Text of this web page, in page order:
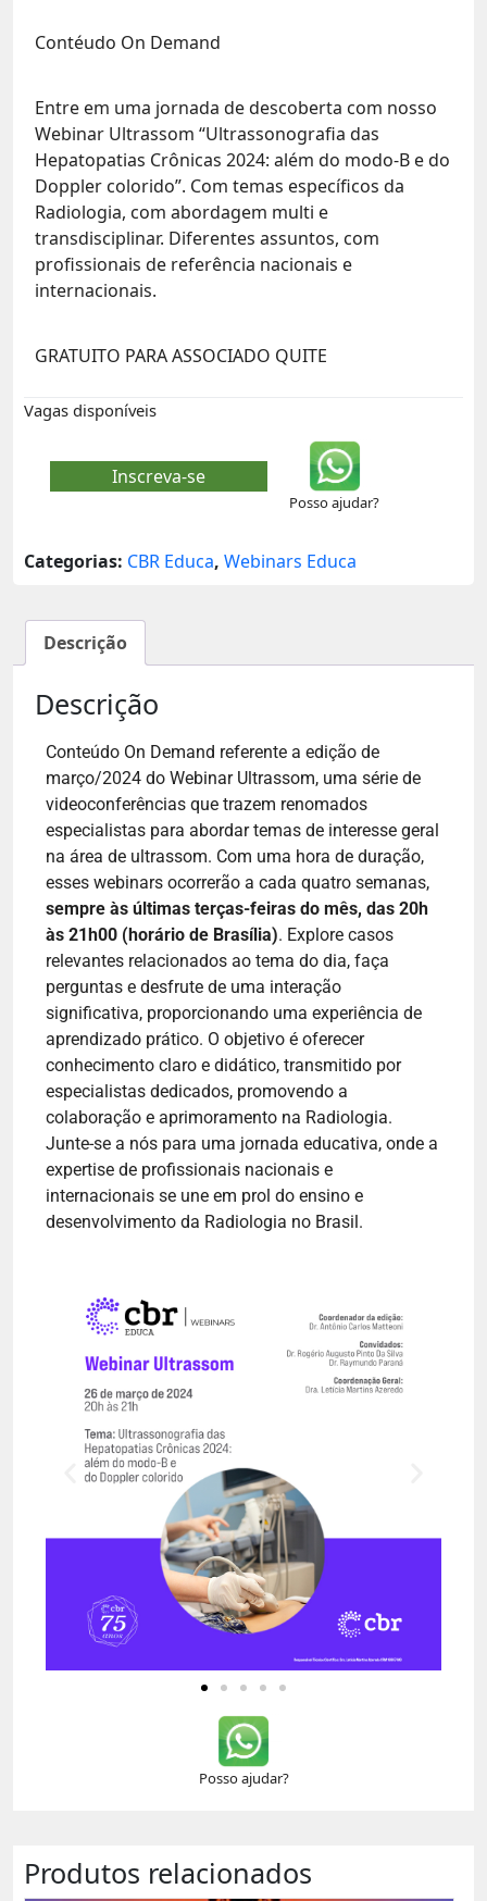
Contéudo On Demand
Entre em uma jornada de descoberta com nosso
Webinar Ultrassom “Ultrassonografia das
Hepatopatias Crônicas 2024: além do modo-B e do
Doppler colorido”. Com temas específicos da
Radiologia, com abordagem multi e
transdisciplinar. Diferentes assuntos, com
profissionais de referência nacionais e
internacionais.
GRATUITO PARA ASSOCIADO QUITE
Vagas disponíveis
Inscreva-se
Posso ajudar?
Categorias: CBR Educa, Webinars Educa
Descrição
Descrição
Conteúdo On Demand referente a edição de
março/2024 do Webinar Ultrassom, uma série de
videoconferências que trazem renomados
especialistas para abordar temas de interesse geral
na área de ultrassom. Com uma hora de duração,
esses webinars ocorrerão a cada quatro semanas,
sempre às últimas terças-feiras do mês, das 20h
às 21h00 (horário de Brasília). Explore casos
relevantes relacionados ao tema do dia, faça
perguntas e desfrute de uma interação
significativa, proporcionando uma experiência de
aprendizado prático. O objetivo é oferecer
conhecimento claro e didático, transmitido por
especialistas dedicados, promovendo a
colaboração e aprimoramento na Radiologia.
Junte-se a nós para uma jornada educativa, onde a
expertise de profissionais nacionais e
internacionais se une em prol do ensino e
desenvolvimento da Radiologia no Brasil.
Posso ajudar?
Produtos relacionados